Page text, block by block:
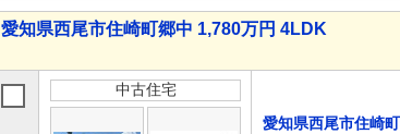
愛知県西尾市住崎町郷中 1,780万円 4LDK
中古住宅
愛知県西尾市住崎